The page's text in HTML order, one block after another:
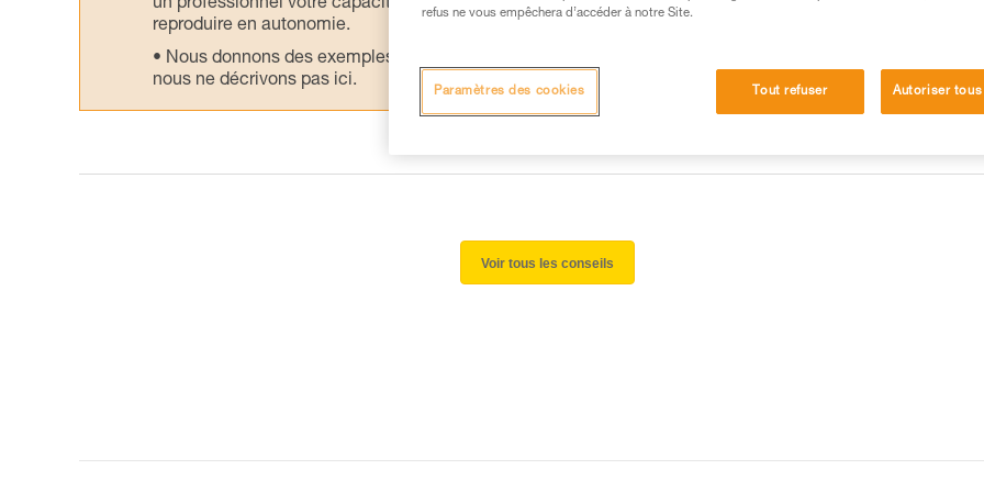
un professionnel votre capacité à refaire la manipulation, seul, en toute sécurité, avant de la
reproduire en autonomie.
Nous donnons des exemples de techniques liées à votre activité. Il peut en exister d’autres que
nous ne décrivons pas ici.
Voir tous les conseils
refus ne vous empêchera d’accéder à notre Site.
Tout refuser Autoriser
Paramètres des cookies